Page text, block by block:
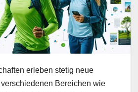
erleben stetig neue
Bereichen wie